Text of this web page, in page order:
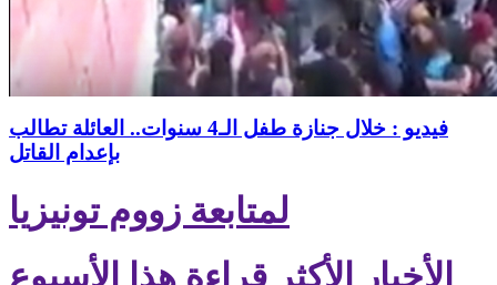
فيديو : خلال جنازة طفل الـ4 سنوات.. العائلة تطالب
بإعدام القاتل
لمتابعة زووم تونيزيا
الأخبار الأكثر قراءة هذا الأسبوع